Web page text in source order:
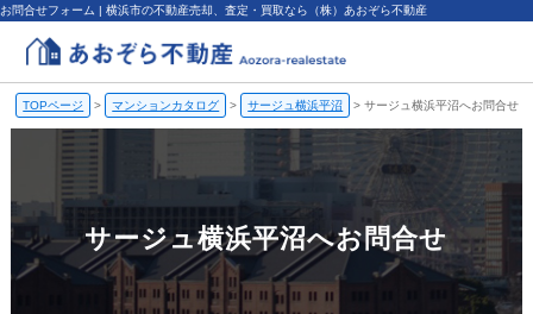
お問合せフォーム | 横浜市の不動産売却、査定・買取なら（株）あおぞら不動産
TOPページ > マンションカタログ > サージュ横浜平沼 > サージュ横浜平沼へお問合せ
サージュ横浜平沼へお問合せ